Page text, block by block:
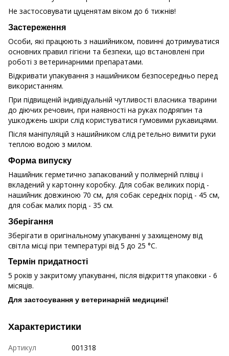
Не застосовувати цуценятам віком до 6 тижнів!
Застереження
Особи, які працюють з нашийником, повинні дотримуватися
основних правил гігієни та безпеки, що встановлені при
роботі з ветеринарними препаратами.
Відкривати упакування з нашийником безпосередньо перед
використанням.
При підвищеній індивідуальній чутливості власника тварини
до діючих речовин, при наявності на руках подряпин та
ушкоджень шкіри слід користуватися гумовими рукавицями.
Після маніпуляцій з нашийником слід ретельно вимити руки
теплою водою з милом.
Форма випуску
Нашийник герметично запакований у полімерній плівці і
вкладений у картонну коробку. Для собак великих порід -
нашийник довжиною 70 см, для собак середніх порід - 45 см,
для собак малих порід - 35 см.
Зберігання
Зберігати в оригінальному упакуванні у захищеному від
світла місці при температурі від 5 до 25 °C.
Термін придатності
5 років у закритому упакуванні, після відкриття упаковки - 6
місяців.
Для застосування у ветеринарній медицині!
Характеристики
Артикул
001318